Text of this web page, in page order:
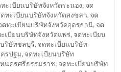
ะเบียนบริษัทจังหวัดระนอง, จด
ทะเบียนบริษัทจังหวัดสงขลา, จด
ดทะเบียนบริษัทจังหวัดอุดรธานี, จด
เบียนบริษัทจังหวัดแพร่, จดทะเบียน
ริษัทชลบุรี, จดทะเบียนบริษัท
รปฐม, จดทะเบียนบริษัท
นครศรีธรรมราช, จดทะเบียนบริษัท